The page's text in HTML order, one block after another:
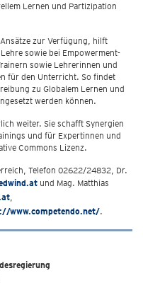
Lernen und Partizipation
zur Verfügung, hilft
sowie bei Empowerment-
sowie Lehrerinnen und
für den Unterricht. So findet
zu Globalem Lernen und
werden können.
weiter. Sie schafft Synergien
und für Expertinnen und
Commons Lizenz.
Telefon 02622/24832, Dr.
und Mag. Matthias
,
www.competendo.net/.